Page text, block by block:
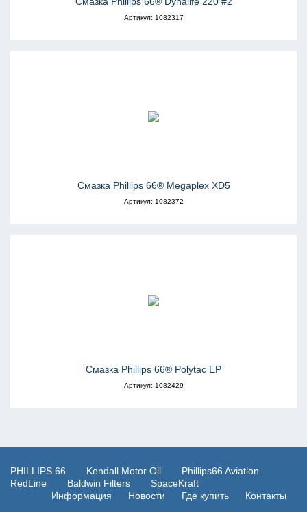
Артикул: 1082317
Смазка Phillips 66® Megaplex XD5
Артикул: 1082372
Смазка Phillips 66® Polytac EP
Артикул: 1082429
PHILLIPS 66 Kendall Motor Oil
Phillips66 Aviation
RedLine
Baldwin Filters
SpaceKraft
Информация
Новости Где купить Контакты